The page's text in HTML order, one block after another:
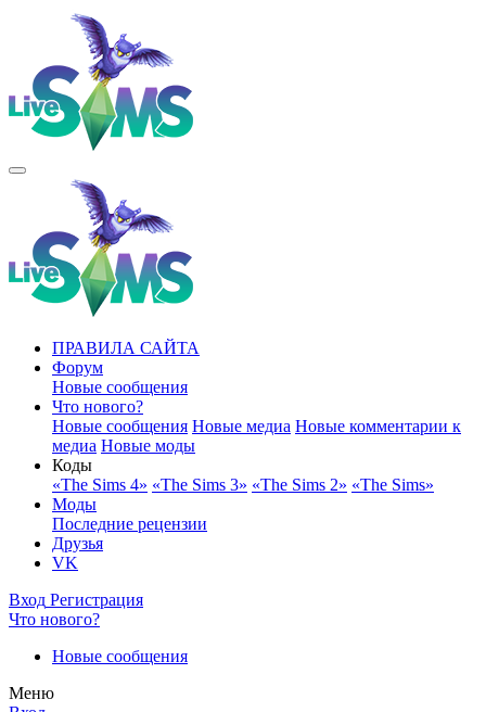
ПРАВИЛА САЙТА
Форум
Новые сообщения
Что нового?
Новые сообщения Новые медиа Новые комментарии к
медиа Новые моды
Коды
«The Sims 4» «The Sims 3» «The Sims 2» «The Sims»
Моды
Последние рецензии
Друзья
VK
Вход Регистрация
Что нового?
Новые сообщения
Меню